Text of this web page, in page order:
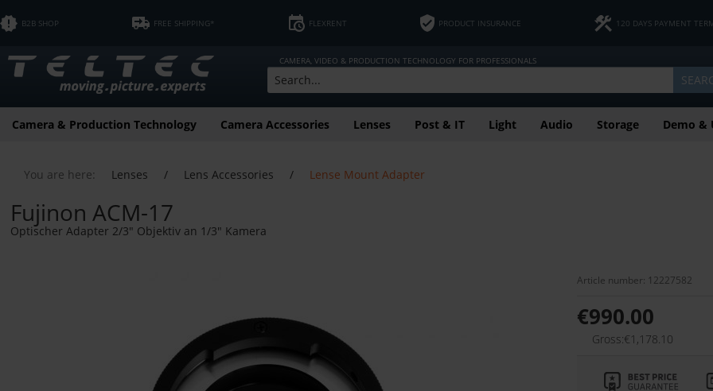
B2B SHOP FREE SHIPPING* FLEXRENT PRODUCT INSURANCE 120 DAYS PAYMENT
CAMERA, VIDEO & PRODUCTION TECHNOLOGY FOR PROFESSIONALS
Camera & Production Technology Camera Accessories Lenses Post & IT Light Audio Storage Demo &
You are here: Lenses / Lens Accessories / Lense Mount Adapter
Fujinon ACM-17
Optischer Adapter 2/3" Objektiv an 1/3" Kamera
Article number: 12227582
€990.00
Gross:€1,178.10